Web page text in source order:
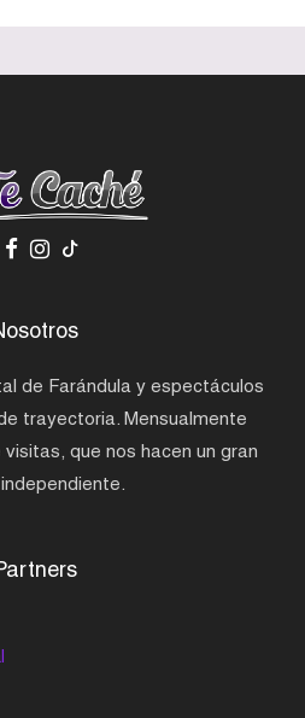
de Farándula y espectáculos
trayectoria. Mensualmente
que nos hacen un gran